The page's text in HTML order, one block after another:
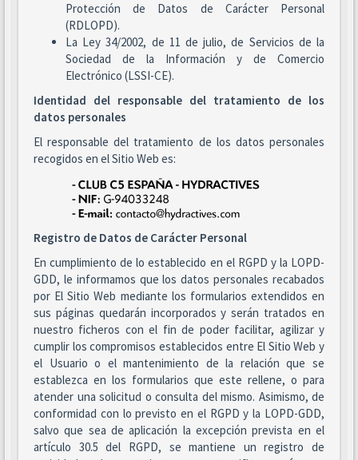
Protección de Datos de Carácter Personal
(RDLOPD).
La Ley 34/2002, de 11 de julio, de Servicios de la
Sociedad de la Información y de Comercio
Electrónico (LSSI-CE).
Identidad del responsable del tratamiento de los
datos personales
El responsable del tratamiento de los datos personales
recogidos en el Sitio Web es:
Registro de Datos de Carácter Personal
En cumplimiento de lo establecido en el RGPD y la LOPD-
GDD, le informamos que los datos personales recabados
por El Sitio Web mediante los formularios extendidos en
sus páginas quedarán incorporados y serán tratados en
nuestro ficheros con el fin de poder facilitar, agilizar y
cumplir los compromisos establecidos entre El Sitio Web y
el Usuario o el mantenimiento de la relación que se
establezca en los formularios que este rellene, o para
atender una solicitud o consulta del mismo. Asimismo, de
conformidad con lo previsto en el RGPD y la LOPD-GDD,
salvo que sea de aplicación la excepción prevista en el
artículo 30.5 del RGPD, se mantiene un registro de